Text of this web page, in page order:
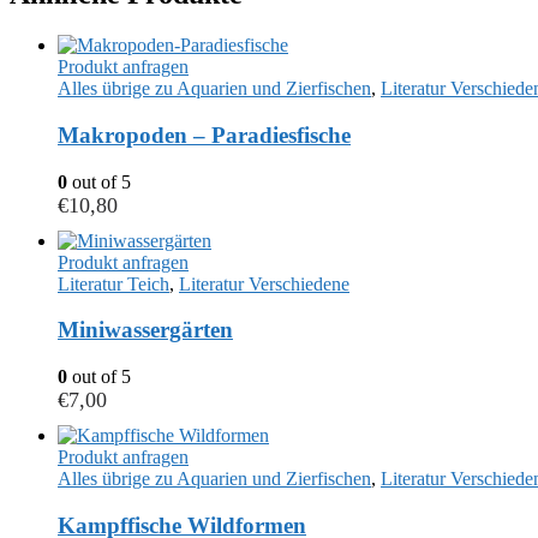
Produkt anfragen
Alles übrige zu Aquarien und Zierfischen, Literatur
Makropoden – Paradiesfische
0 out of 5
€10,80
Produkt anfragen
Literatur Teich, Literatur Verschiedene
Miniwassergärten
0 out of 5
€7,00
Produkt anfragen
Alles übrige zu Aquarien und Zierfischen, Literatur
Kampffische Wildformen